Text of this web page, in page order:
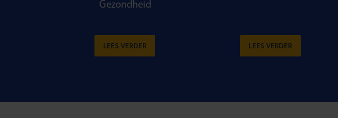
Gezondheid
LEES VERDER LEES VERDER